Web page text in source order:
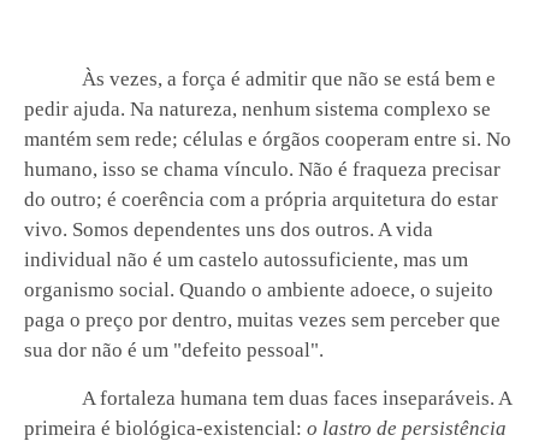
Às vezes, a força é admitir que não se está bem e
pedir ajuda. Na natureza, nenhum sistema complexo se
mantém sem rede; células e órgãos cooperam entre si. No
humano, isso se chama vínculo. Não é fraqueza precisar
do outro; é coerência com a própria arquitetura do estar
vivo. Somos dependentes uns dos outros. A vida
individual não é um castelo autossuficiente, mas um
organismo social. Quando o ambiente adoece, o sujeito
paga o preço por dentro, muitas vezes sem perceber que
sua dor não é um "defeito pessoal".
A fortaleza humana tem duas faces inseparáveis. A
primeira é biológica-existencial:o lastro de persistência